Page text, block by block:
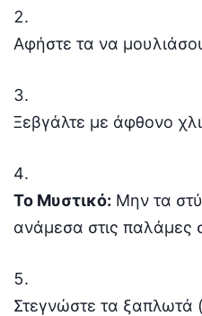
Αφήστε τα να
Ξεβγάλτε με άφθονο
Το Μυστικό: Μην τα
ανάμεσα στις παλάμες
Στεγνώστε τα ξαπλωτά